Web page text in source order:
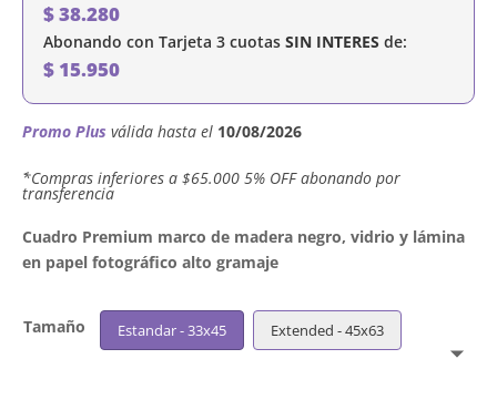
$38.280
Abonando con Tarjeta 3 cuotas SIN INTERES de:
$ 15.950
Promo Plus válida hasta el 10/08/2026
´*Compras inferiores a $65.000 5% OFF abonando por
transferencia
Cuadro Premium marco de madera negro, vidrio y lámina
en papel fotográfico alto gramaje
Tamaño Estandar - 33x45 Extended - 45x63